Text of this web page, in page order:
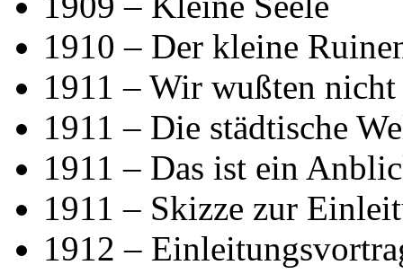
1910 – Der kleine
1911 – Wir wußten
1911 – Die städtische
1911 – Das ist ein
1911 – Skizze zur
1912 –